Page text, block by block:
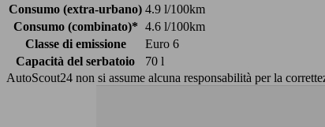
Consumo (extra-urbano) 4.9 l/100km
Consumo (combinato)* 4.6 l/100km
Classe di emissione
Euro 6
Capacità del serbatoio
70 l
AutoScout24 non si assume alcuna responsabilità per la